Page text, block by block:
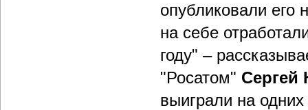
опубликовали
на себе
году" –
"Росатом" Сергей
выиграли на